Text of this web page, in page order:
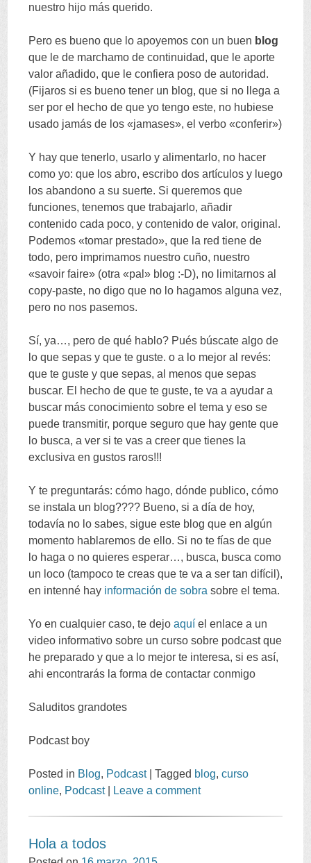
nuestro hijo más querido.
Pero es bueno que lo apoyemos con un buen blog
que le de marchamo de continuidad, que le aporte
valor añadido, que le confiera poso de autoridad.
(Fijaros si es bueno tener un blog, que si no llega a
ser por el hecho de que yo tengo este, no hubiese
usado jamás de los «jamases», el verbo «conferir»)
Y hay que tenerlo, usarlo y alimentarlo, no hacer
como yo: que los abro, escribo dos artículos y luego
los abandono a su suerte. Si queremos que
funciones, tenemos que trabajarlo, añadir
contenido cada poco, y contenido de valor, original.
Podemos «tomar prestado», que la red tiene de
todo, pero imprimamos nuestro cuño, nuestro
«savoir faire» (otra «pal» blog :-D), no limitarnos al
copy-paste, no digo que no lo hagamos alguna vez,
pero no nos pasemos.
Sí, ya…, pero de qué hablo? Pués búscate algo de
lo que sepas y que te guste. o a lo mejor al revés:
que te guste y que sepas, al menos que sepas
buscar. El hecho de que te guste, te va a ayudar a
buscar más conocimiento sobre el tema y eso se
puede transmitir, porque seguro que hay gente que
lo busca, a ver si te vas a creer que tienes la
exclusiva en gustos raros!!!
Y te preguntarás: cómo hago, dónde publico, cómo
se instala un blog???? Bueno, si a día de hoy,
todavía no lo sabes, sigue este blog que en algún
momento hablaremos de ello. Si no te fías de que
lo haga o no quieres esperar…, busca, busca como
un loco (tampoco te creas que te va a ser tan difícil),
en intenné hay información de sobra sobre el tema.
Yo en cualquier caso, te dejoaquí el enlace a un
video informativo sobre un curso sobre podcast que
he preparado y que a lo mejor te interesa, si es así,
ahi encontrarás la forma de contactar conmigo
Saluditos grandotes
Podcast boy
Posted in Blog, Podcast |Tagged blog,curso
online, Podcast Leave a comment
Hola a todos